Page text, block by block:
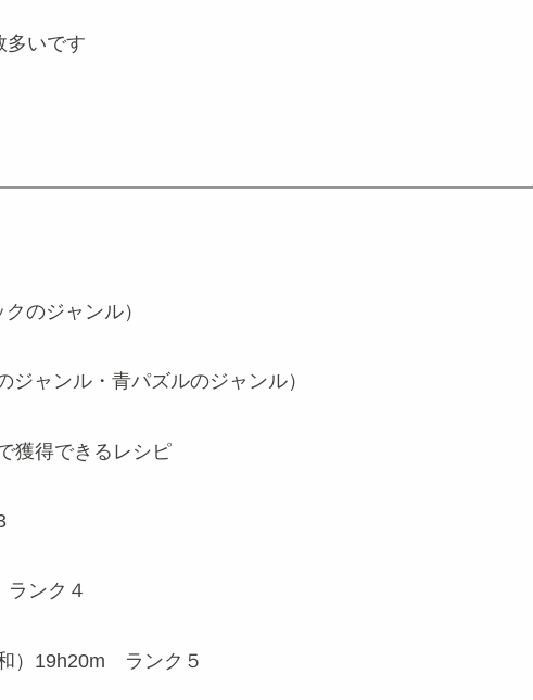
いです
のジャンル）
ャンル・青パズルのジャンル）
獲得できるレシピ
ンク４
）19h20m ランク５